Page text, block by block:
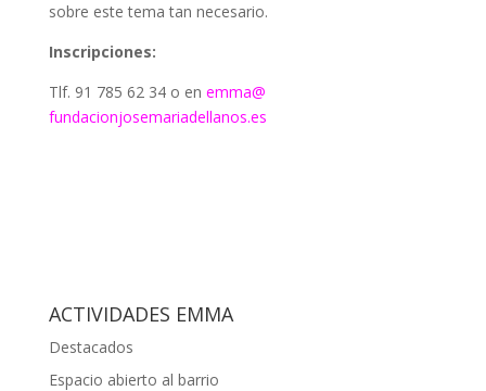
sobre este tema tan necesario.
Inscripciones:
Tlf. 91 785 62 34 o en emma@
fundacionjosemariadellanos.es
ACTIVIDADES EMMA
Destacados
Espacio abierto al barrio